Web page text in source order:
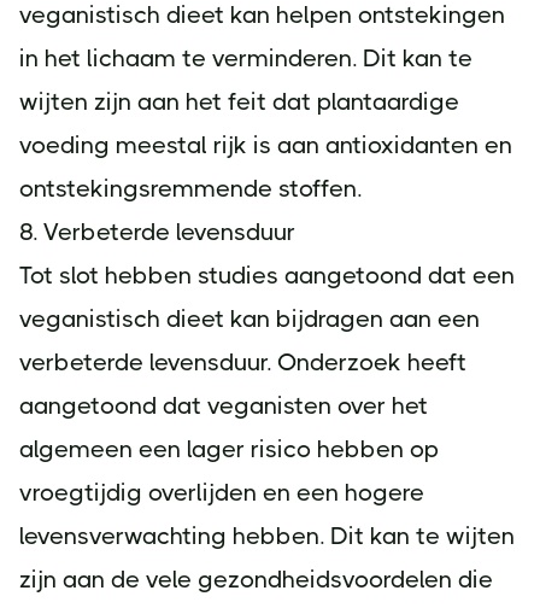
veganistisch dieet kan helpen ontstekingen
in het lichaam te verminderen. Dit kan te
wijten zijn aan het feit dat plantaardige
voeding meestal rijk is aan antioxidanten en
ontstekingsremmende stoffen.
8. Verbeterde levensduur
Tot slot hebben studies aangetoond dat een
veganistisch dieet kan bijdragen aan een
verbeterde levensduur. Onderzoek heeft
aangetoond dat veganisten over het
algemeen een lager risico hebben op
vroegtijdig overlijden en een hogere
levensverwachting hebben. Dit kan te wijten
zijn aan de vele gezondheidsvoordelen die